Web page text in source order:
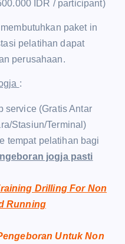
IDR / participant)
paket in
pelatihan dapat
perusahaan.
:
service (Gratis Antar
Stasiun/Terminal)
tempat pelatihan bagi
jogja pasti
Drilling For Non
Running
Untuk Non